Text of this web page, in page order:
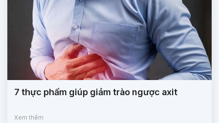
7 thực phẩm giúp giảm trào ngược axit
Xem thêm